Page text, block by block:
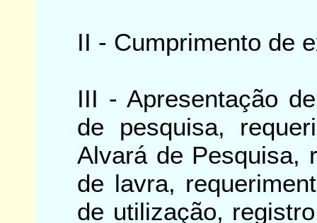
II - Cumprimento de
III - Apresentação
de pesquisa,
Alvará de Pesquisa,
de lavra,
de utilização,